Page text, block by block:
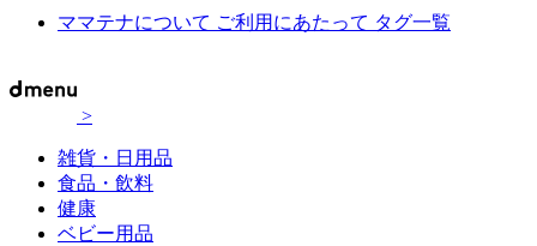
ママテナについて ご利用にあたって タグ一覧
>
雑貨・日用品
食品・飲料
健康
ベビー用品